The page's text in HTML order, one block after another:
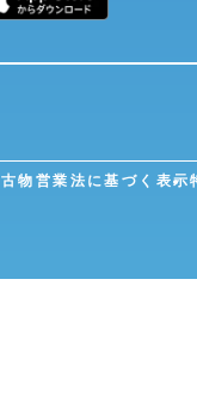
古物営業法に基づく表示